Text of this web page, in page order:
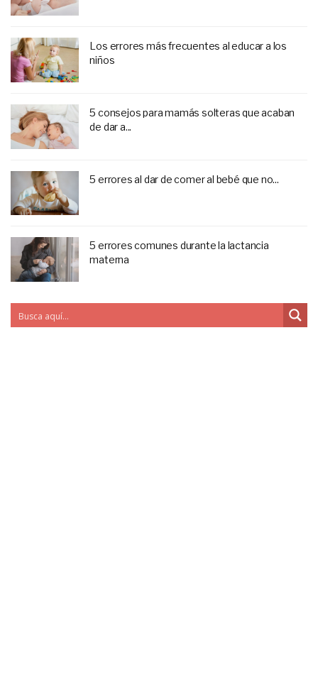
Los errores más frecuentes al educar a los
niños
5 consejos para mamás solteras que acaban
de dar a...
5 errores al dar de comer al bebé que no...
5 errores comunes durante la lactancia
materna